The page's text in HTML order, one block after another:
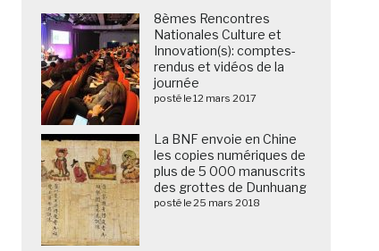
8èmes Rencontres
Nationales Culture et
Innovation(s): comptes-
rendus et vidéos de la
journée
posté le 12 mars 2017
La BNF envoie en Chine
les copies numériques de
plus de 5 000 manuscrits
des grottes de Dunhuang
posté le 25 mars 2018